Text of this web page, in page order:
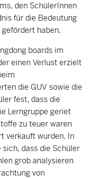
den SchülerInnen
für die Bedeutung
haben.
boards im
einen Verlust erzielt
die GUV sowie die
fest, dass die
Lerngruppe geriet
zu teuer waren
verkauft wurden. In
dass die Schüler
grob analysieren
von